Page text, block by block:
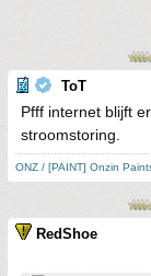
ToT
Pfff internet blijft
stroomstoring.
ONZ / [PAINT] Onzin
RedShoe